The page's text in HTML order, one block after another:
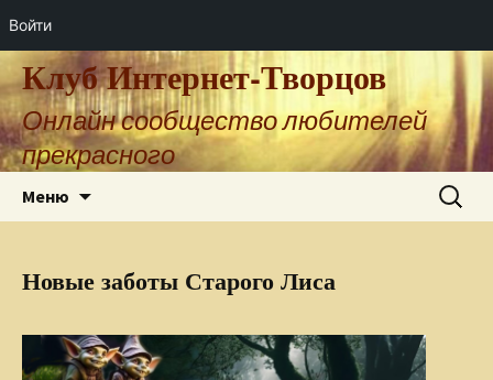
Войти
Клуб Интернет-Творцов
Онлайн сообщество любителей
прекрасного
Меню Найти:
Новые заботы Старого Лиса